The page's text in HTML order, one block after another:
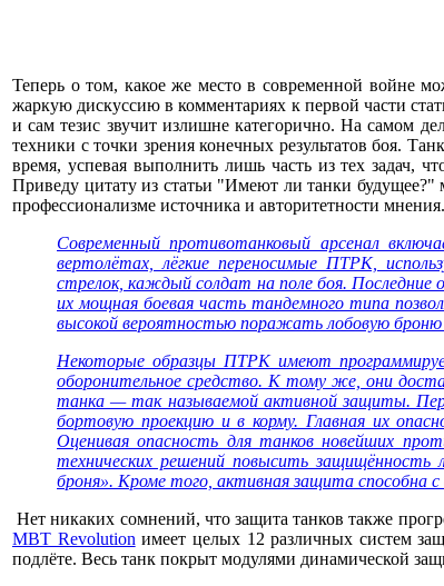
Теперь о том, какое же место в современной войне
жаркую дискуссию в комментариях к первой части
и сам тезис звучит излишне категорично. На самом
техники с точки зрения конечных результатов боя.
время, успевая выполнить лишь часть из тех задач,
Приведу цитату из статьи "Имеют ли танки
профессионализме источника и авторитетности
Современный противотанковый арсенал
вертолётах, лёгкие переносимые ПТРК,
стрелок, каждый солдат на поле боя. Последние
их мощная боевая часть тандемного типа
высокой вероятностью поражать лобовую броню
Некоторые образцы ПТРК имеют
оборонительное средство. К тому же, они
танка — так называемой активной защиты.
бортовую проекцию и в корму. Главная их
Оценивая опасность для танков новейших
технических решений повысить защищённость
броня». Кроме того, активная защита способна
Нет никаких сомнений, что защита танков также
MBT Revolution имеет целых 12 различных систем
подлёте. Весь танк покрыт модулями динамической